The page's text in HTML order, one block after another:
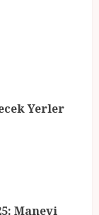
Hazırlıklar
Yerler
Manevi